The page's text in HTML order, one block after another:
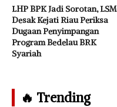
LHP BPK Jadi Sorotan, LSM
Desak Kejati Riau Periksa
Dugaan Penyimpangan
Program Bedelau BRK
Syariah
🔥 Trending